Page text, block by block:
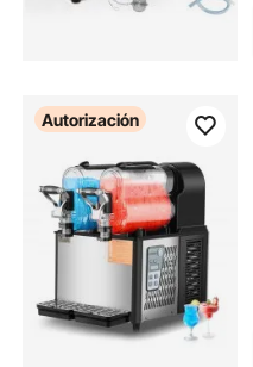
Autorización